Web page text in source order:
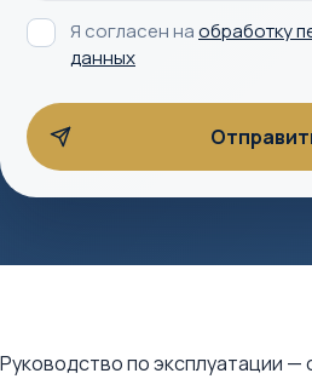
Я согласен наобработку
данных
Руководство по эксплуатации —